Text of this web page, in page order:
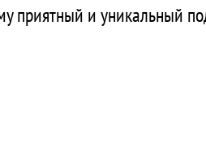
приятный и уникальный